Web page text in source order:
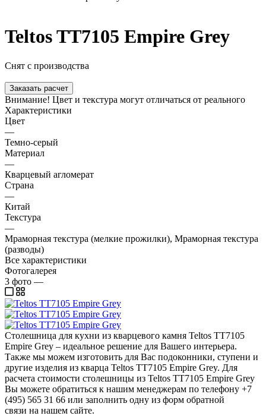
Teltos TT7105 Empire Grey
Снят с производства
Заказать расчет
Внимание! Цвет и текстура могут отличаться от реального
Характеристики
Цвет
—
Темно-серый
Материал
—
Кварцевый агломерат
Страна
—
Китай
Текстура
—
Мраморная текстура (мелкие прожилки), Мраморная текстура
(разводы)
Все характеристики
Фотогалерея
3 фото —
Столешница для кухни из кварцевого камня Teltos TT7105
Empire Grey – идеальное решение для Вашего интерьера.
Также мы можем изготовить для Вас подоконники, ступени и
другие изделия из кварца Teltos TT7105 Empire Grey. Для
расчета стоимости столешницы из Teltos TT7105 Empire Grey
Вы можете обратиться к нашим менеджерам по телефону +7
(495) 565 31 66 или заполнить одну из форм обратной
связи на нашем сайте.